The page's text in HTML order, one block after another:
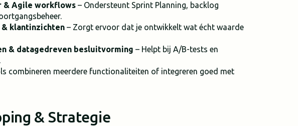
& Agile workflows – Ondersteunt Sprint Planning, backlog
klantinzichten – Zorgt ervoor dat je ontwikkelt wat écht waarde
& datagedreven besluitvorming – Helpt bij A/B-tests en
combineren meerdere functionaliteiten of integreren goed met
& Strategie